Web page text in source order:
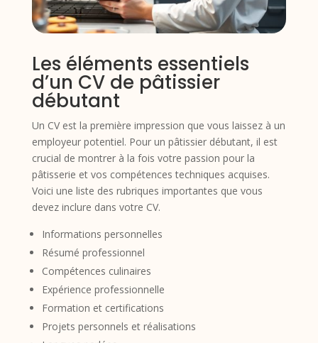
Les éléments essentiels
d’un CV de pâtissier
débutant
Un CV est la première impression que vous laissez à un
employeur potentiel. Pour un pâtissier débutant, il est
crucial de montrer à la fois votre passion pour la
pâtisserie et vos compétences techniques acquises.
Voici une liste des rubriques importantes que vous
devez inclure dans votre CV.
Informations personnelles
Résumé professionnel
Compétences culinaires
Expérience professionnelle
Formation et certifications
Projets personnels et réalisations